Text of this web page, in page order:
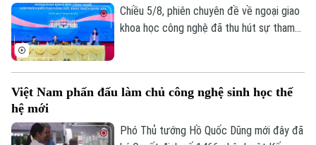
Người Việt 4 phương
Cafe sáng
Tài chính Ngân hàng
Doanh nghiệp
Tin tức
Đầu tư
Đất đai
Tàu và Xe
Ô tô
Tàu
Xe máy
Giáo dục
Tin tức
Tuyển sinh
Văn hóa
Tin tức
Sức khỏe
Chiều 5/8, phiên chuyên đề về ngoại giao
khoa học công nghệ đã thu hút sự tham
nghệ sẽ là một trong những động lực
tranh quốc gia trong kỷ nguyên số.
Việt Nam phấn đấu làm chủ công nghệ sinh học thế
hệ mới
Phó Thủ tướng Hồ Quốc Dũng mới đây đã